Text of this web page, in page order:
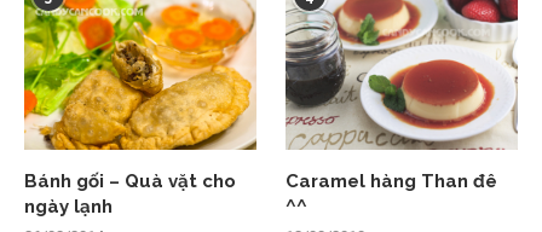
Bánh gối – Quà vặt cho
ngày lạnh
Caramel hàng Than đê
^^